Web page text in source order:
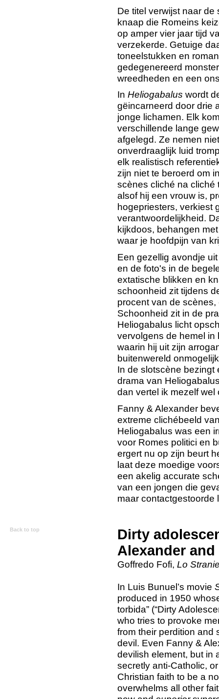
De titel verwijst naar
knaap die Romeins
op amper vier jaar tijd
verzekerde. Getuige
toneelstukken en
gedegenereerd
wreedheden en een
In Heliogabalus wordt
gëincarneerd door drie
jonge lichamen. Elk
verschillende lange
afgelegd. Ze nemen
onverdraaglijk luid
elk realistisch
zijn niet te beroerd om
scènes cliché na cliché
alsof hij een vrouw is,
hogepriesters, verkiest
verantwoordelijkheid.
kijkdoos, behangen
waar je hoofdpijn van
Een gezellig avondje
en de foto's in de
extatische blikken en
schoonheid zit tijdens
procent van de
Schoonheid zit in de
Heliogabalus licht
vervolgens de hemel in
waarin hij uit zijn
buitenwereld
In de slotscène bezingt
drama van
dan vertel ik mezelf wel
Fanny & Alexander
extreme clichébeeld
Heliogabalus was een
voor Romes politici en
ergert nu op zijn beurt
laat deze moedige
een akelig accurate
van een jongen die
maar contactgestoorde
Back to top
Dirty
Alexander
Goffredo Fofi, Lo
In Luis Bunuel’s movie
produced in 1950
torbida” (“Dirty
who tries to provoke
from their perdition and
devil. Even Fanny &
devilish element, but in
secretly anti-Catholic,
Christian faith to be a
overwhelms all other